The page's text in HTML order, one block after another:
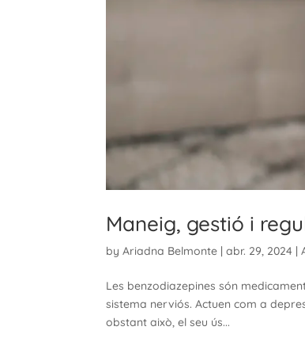
Maneig, gestió i
byAriadna Belmonte |abr. 29, 2024 |
Les benzodiazepines són
sistema nerviós. Actuen com a
obstant això, el seu ús...